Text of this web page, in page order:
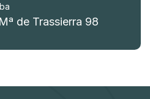
de Trassierra 98